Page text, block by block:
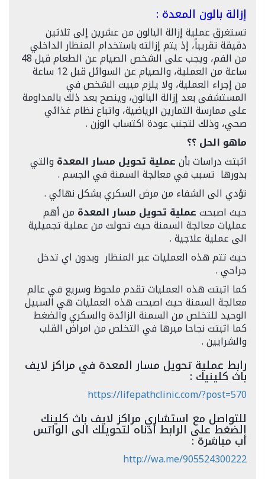
إزالة بالون المعدة :
تستغرق عملية إزالة البالون من عشرين إلى ثلاثين
دقيقة تقريباً، إذ يتم إزالته باستخدام المنظار الداخلي
من الفم، ويجب على الشخص الصيام عن الطعام قبل 48
ساعة من العملية، والصيام عن السوائل قبل 12 ساعة
من إجراء العملية، ولا يلزم مبيت الشخص في
المستشفى بعد إزالة البالون، وينصح بعد ذلك بالمداومة
على ممارسة التمارين الرياضية، واتباع نظام غذائي
صحي، وذلك لتجنب عودة اكتساب الوزن .
ماهو الحل ؟؟
اثبتت دراسات بأنعملية تحويل مسار المعدة والتي
بدورها تسبب في معالجة السمنة في الجسم .
تؤدي الى الشفاء من مرض السكري بشكل نهائي .
حيث اصبحتعملية تحويل مسار المعدة من أهم
عمليات معالجة السمنة حيث تحولت من عملية تجميلية
الى عملية علاجية .
حيث تتم هذه العمليات عبر المنظار وبدون اي تدخل
جراحي .
كما اثبتت هذه العمليات تقدم ملحوظ وسريع في عالم
معالجة السمنة حيث اصبحت هذه العمليات هي السبيل
الوحيد للتخلص من السمنة الزائدة والسكري والضغط
كما اثبتت نجاحا مبرها في التخلص من امراض القلب
والشرايين .
رابط عملية تحويل مسار المعدة في مراكز لايف
باث كلينيك :
https://lifepathclinic.com/?post=570
للتواصل مع استشاري مراكز لايف باث كلينك
الضغط على الرابط أدناه لتحويلك الى الواتس
أب مباشرة :
http://wa.me/905524300222